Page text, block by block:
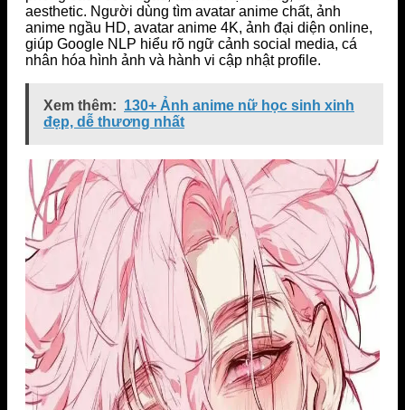
aesthetic. Người dùng tìm avatar anime chất, ảnh
anime ngầu HD, avatar anime 4K, ảnh đại diện online,
giúp Google NLP hiểu rõ ngữ cảnh social media, cá
nhân hóa hình ảnh và hành vi cập nhật profile.
Xem thêm: 130+ Ảnh anime nữ học sinh xinh
đẹp, dễ thương nhất